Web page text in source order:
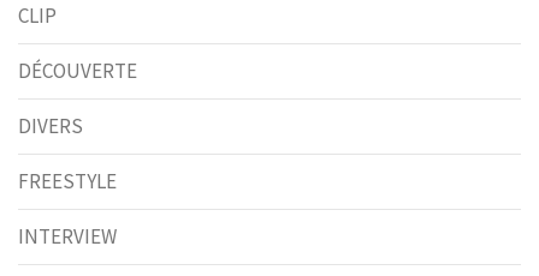
CLIP
DÉCOUVERTE
DIVERS
FREESTYLE
INTERVIEW